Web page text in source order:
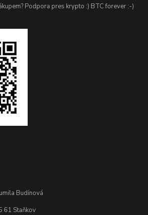
Podpora pres krypto :) BTC forever :-)
Budínová
61 Staňkov